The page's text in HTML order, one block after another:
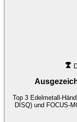
Top 3 Edelmetall-
DISQ) und FOCUS-